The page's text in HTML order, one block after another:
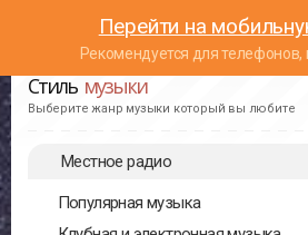
Перейти на
Рекомендуется для телефонов,
Стиль музыки
Выберите жанр музыки который вы любите
Местное радио
Популярная музыка